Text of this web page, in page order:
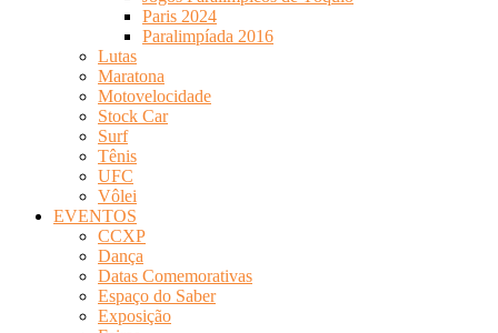
Paris 2024
Paralimpíada 2016
Lutas
Maratona
Motovelocidade
Stock Car
Surf
Tênis
UFC
Vôlei
EVENTOS
CCXP
Dança
Datas Comemorativas
Espaço do Saber
Exposição